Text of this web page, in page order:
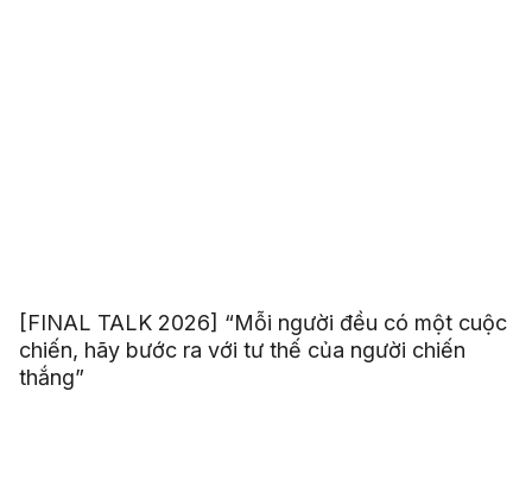
[FINAL TALK 2026] “Mỗi người đều có một cuộc
chiến, hãy bước ra với tư thế của người chiến
thắng”